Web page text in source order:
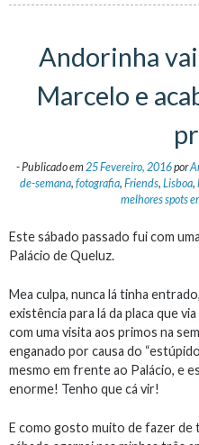
Andorinha
Marcelo e
-Publicado em 25 Fevereiro, 2016por
de-semana, fotografia, Friends, Lisboa,
melhores spots
Este sábado passado fui com
Palácio de Queluz.
Mea culpa, nunca lá tinha
existência para lá da placa que
com uma visita aos primos na
enganado por causa do
mesmo em frente ao Palácio, e
enorme! Tenho que cá vir!
E como gosto muito de fazer